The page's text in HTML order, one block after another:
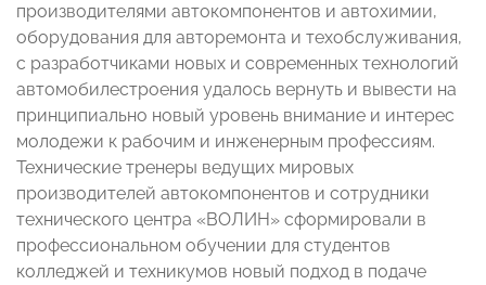
производителями автокомпонентов и автохимии,
оборудования для авторемонта и техобслуживания,
с разработчиками новых и современных технологий
автомобилестроения удалось вернуть и вывести на
принципиально новый уровень внимание и интерес
молодежи к рабочим и инженерным профессиям.
Технические тренеры ведущих мировых
производителей автокомпонентов и сотрудники
технического центра «ВОЛИН» сформировали в
профессиональном обучении для студентов
колледжей и техникумов новый подход в подаче